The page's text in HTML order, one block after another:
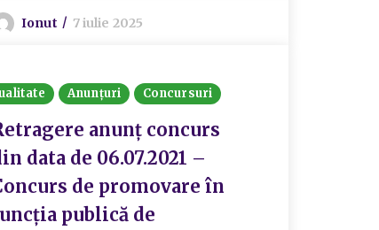
Ionut 7 iulie 2025
Anunțuri Concursuri
anunț concurs
data de 06.07.2021 –
de promovare în
publică de